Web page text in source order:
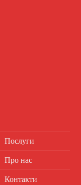
Послуги
Про нас
Контакти